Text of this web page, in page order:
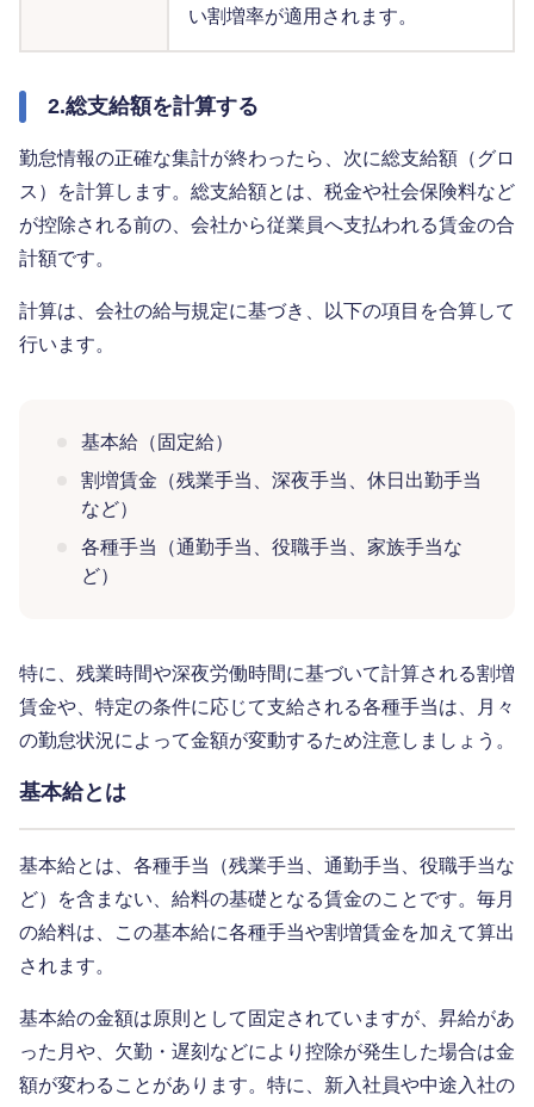
い割増率が適用されます。
2.総支給額を計算する
勤怠情報の正確な集計が終わったら、次に総支給額（グロ
ス）を計算します。総支給額とは、税金や社会保険料など
が控除される前の、会社から従業員へ支払われる賃金の合
計額です。
計算は、会社の給与規定に基づき、以下の項目を合算して
行います。
基本給（固定給）
割増賃金（残業手当、深夜手当、休日出勤手当
など）
各種手当（通勤手当、役職手当、家族手当な
ど）
特に、残業時間や深夜労働時間に基づいて計算される割増
賃金や、特定の条件に応じて支給される各種手当は、月々
の勤怠状況によって金額が変動するため注意しましょう。
基本給とは
基本給とは、各種手当（残業手当、通勤手当、役職手当な
ど）を含まない、給料の基礎となる賃金のことです。毎月
の給料は、この基本給に各種手当や割増賃金を加えて算出
されます。
基本給の金額は原則として固定されていますが、昇給があ
った月や、欠勤・遅刻などにより控除が発生した場合は金
額が変わることがあります。特に、新入社員や中途入社の